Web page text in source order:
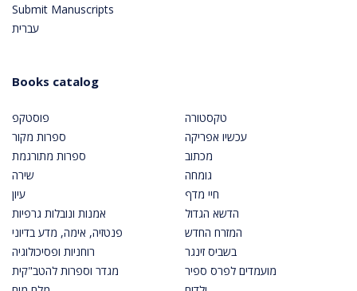
Submit Manuscripts
עברית
Books catalog
פוסטקפ
ספרות מקור
ספרות מתורגמת
שירה
עיון
אמנות ונובלות גרפיות
פנטזיה, אימה, מדע בדיוני
רוחניות ופסיכולוגיה
מגדר וספרות להטב"קית
טקסטורה
עכשיו אפריקה
מכתוב
גומחה
חיי מדף
הדשא הגדול
המזרח החדש
בשביס זינגר
מועמדים לפרס ספיר